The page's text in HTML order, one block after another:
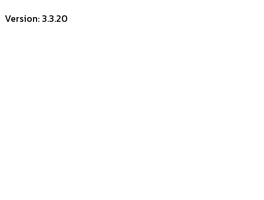
Version: 3.3.20